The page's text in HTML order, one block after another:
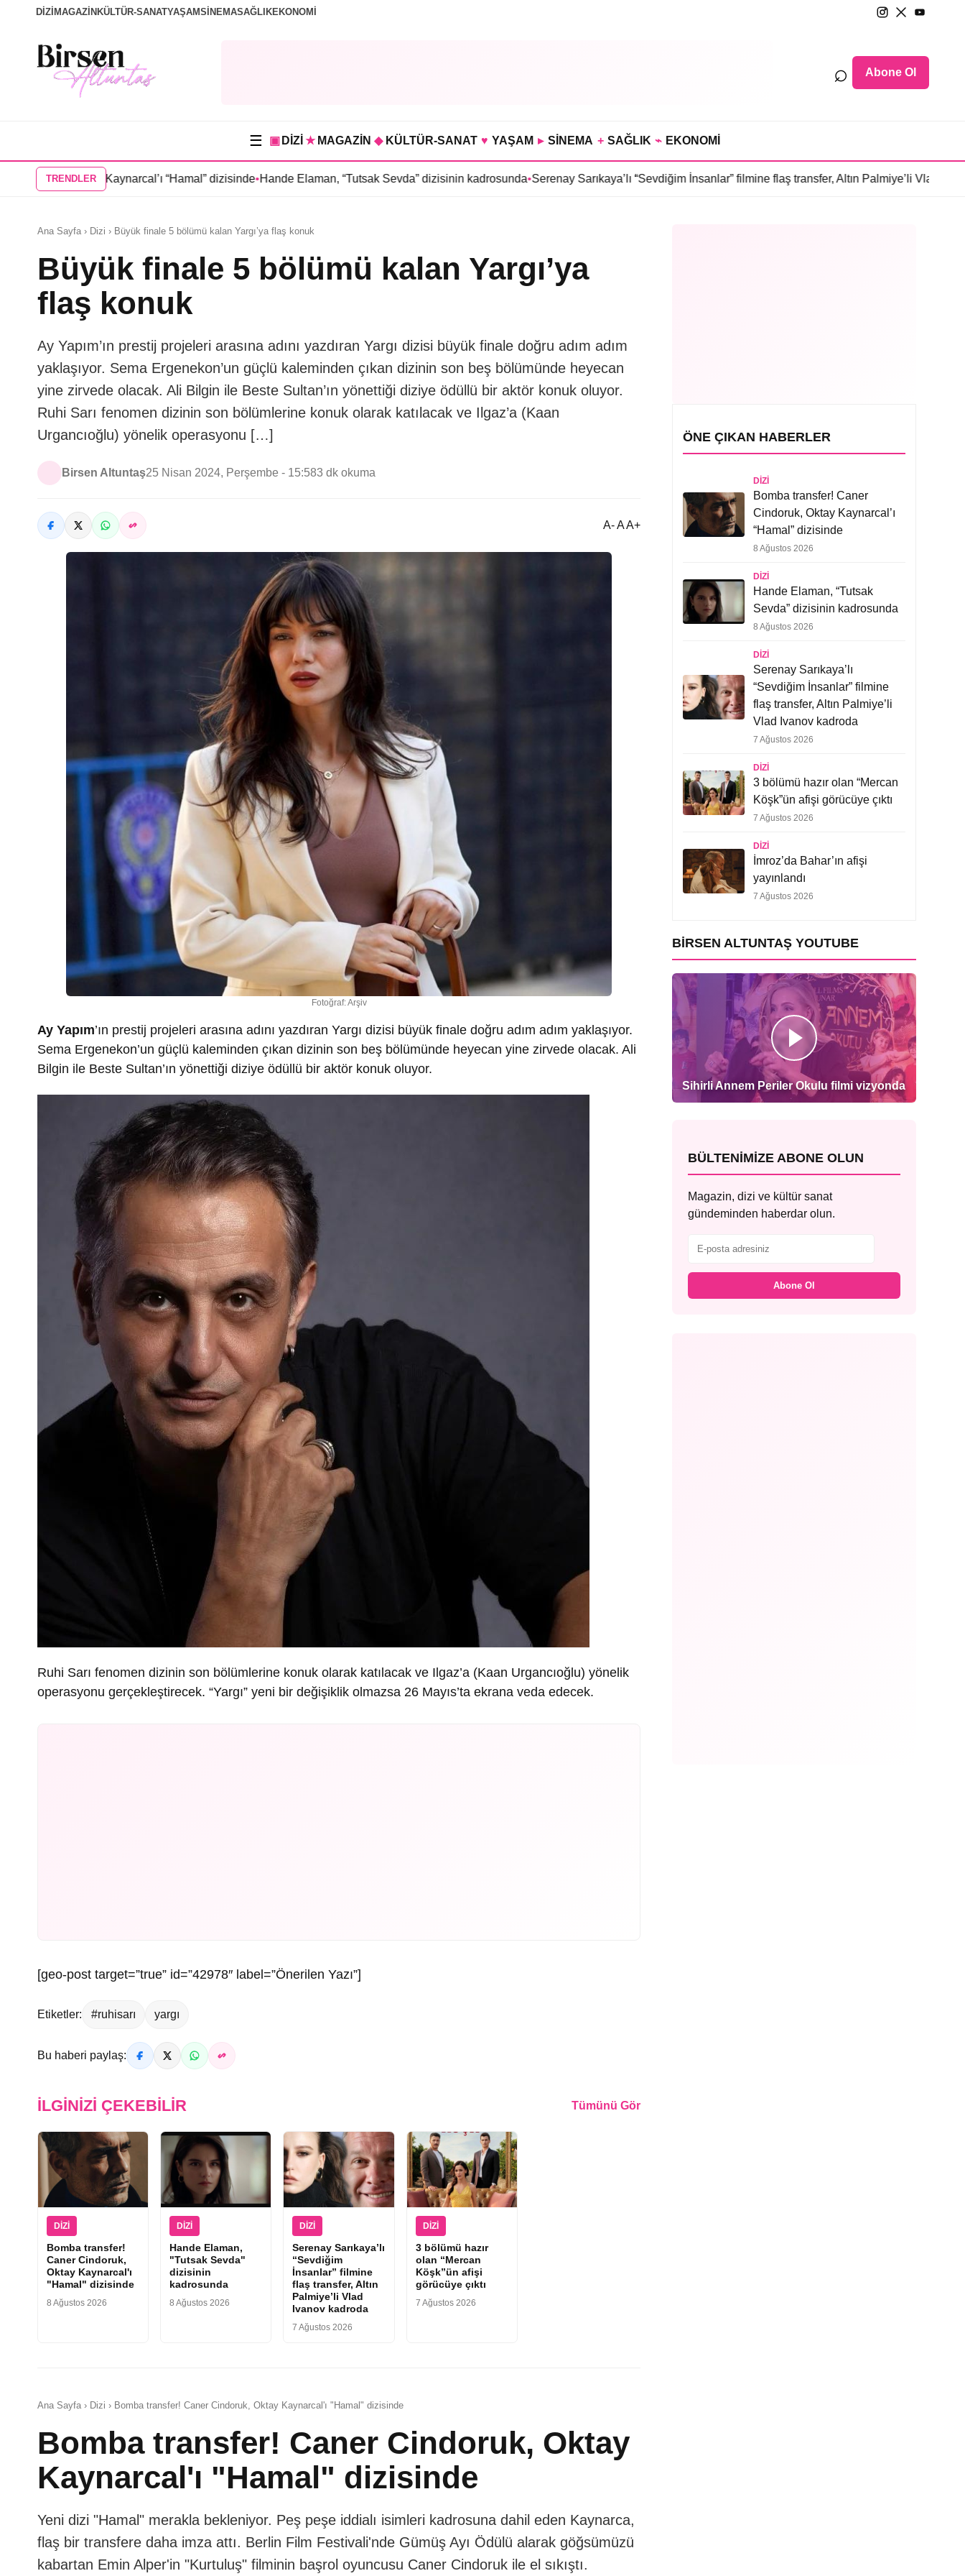
DİZİ MAGAZİN KÜLTÜR-SANATYAŞAMSİNEMASAĞLIKEKONOMİ
⌕ Abone Ol
☰ ▣ DİZİ ★ MAGAZİN ◆ KÜLTÜR-SANAT ♥ YAŞAM ▸ SİNEMA + SAĞLIK ⌁ EKONOMİ
TRENDLER
Oktay Kaynarcal’ı “Hamal” dizisinde• Hande Elaman, “Tutsak Sevda” dizisinin kadrosunda•Serenay Sarıkaya’lı “Sevdiğim İnsanlar” filmine flaş transfer, Altın Palmiye’li Vlad Ivanov kadroda
Ana Sayfa › Dizi › Büyük finale 5 bölümü kalan Yargı’ya flaş konuk
Büyük finale 5 bölümü kalan Yargı’ya
flaş konuk
Ay Yapım’ın prestij projeleri arasına adını yazdıran Yargı dizisi büyük finale doğru adım adım
yaklaşıyor. Sema Ergenekon’un güçlü kaleminden çıkan dizinin son beş bölümünde heyecan
yine zirvede olacak. Ali Bilgin ile Beste Sultan’ın yönettiği diziye ödüllü bir aktör konuk oluyor.
Ruhi Sarı fenomen dizinin son bölümlerine konuk olarak katılacak ve Ilgaz’a (Kaan
Urgancıoğlu) yönelik operasyonu […]
Birsen Altuntaş25 Nisan 2024, Perşembe - 15:583 dk okuma
A- A A+
Fotoğraf: Arşiv
Ay Yapım’ın prestij projeleri arasına adını yazdıran Yargı dizisi büyük finale doğru adım adım yaklaşıyor.
Sema Ergenekon’un güçlü kaleminden çıkan dizinin son beş bölümünde heyecan yine zirvede olacak. Ali
Bilgin ile Beste Sultan’ın yönettiği diziye ödüllü bir aktör konuk oluyor.
Ruhi Sarı fenomen dizinin son bölümlerine konuk olarak katılacak ve Ilgaz’a (Kaan Urgancıoğlu) yönelik
operasyonu gerçekleştirecek. “Yargı” yeni bir değişiklik olmazsa 26 Mayıs’ta ekrana veda edecek.
[geo-post target=”true” id=”42978″ label=”Önerilen Yazı”]
Etiketler: #ruhisarı yargı
Bu haberi paylaş:
İLGINIZI ÇEKEBILIR Tümünü Gör
DIZI
Bomba transfer!
Caner Cindoruk,
Oktay Kaynarcal'ı
"Hamal" dizisinde
8 Ağustos 2026
DIZI
Hande Elaman,
"Tutsak Sevda"
dizisinin
kadrosunda
8 Ağustos 2026
DIZI
Serenay Sarıkaya’lı
“Sevdiğim
İnsanlar” filmine
flaş transfer, Altın
Palmiye’li Vlad
Ivanov kadroda
7 Ağustos 2026
DIZI
3 bölümü hazır
olan “Mercan
Köşk”ün afişi
görücüye çıktı
7 Ağustos 2026
Ana Sayfa › Dizi › Bomba transfer! Caner Cindoruk, Oktay Kaynarcal'ı "Hamal" dizisinde
Bomba transfer! Caner Cindoruk, Oktay
Kaynarcal'ı "Hamal" dizisinde
Yeni dizi "Hamal" merakla bekleniyor. Peş peşe iddialı isimleri kadrosuna dahil eden Kaynarca,
flaş bir transfere daha imza attı. Berlin Film Festivali'nde Gümüş Ayı Ödülü alarak göğsümüzü
kabartan Emin Alper'in "Kurtuluş" filminin başrol oyuncusu Caner Cindoruk ile el sıkıştı.
ÖNE ÇIKAN HABERLER
DIZI
Bomba transfer! Caner
Cindoruk, Oktay Kaynarcal’ı
“Hamal” dizisinde
8 Ağustos 2026
DIZI
Hande Elaman, “Tutsak
Sevda” dizisinin kadrosunda
8 Ağustos 2026
DIZI
Serenay Sarıkaya’lı
“Sevdiğim İnsanlar” filmine
flaş transfer, Altın Palmiye’li
Vlad Ivanov kadroda
7 Ağustos 2026
DIZI
3 bölümü hazır olan “Mercan
Köşk”ün afişi görücüye çıktı
7 Ağustos 2026
DIZI
İmroz’da Bahar’ın afişi
yayınlandı
7 Ağustos 2026
BIRSEN ALTUNTAŞ YOUTUBE
Sihirli Annem Periler Okulu filmi vizyonda
BÜLTENIMIZE ABONE OLUN
Magazin, dizi ve kültür sanat
gündeminden haberdar olun.
Abone Ol